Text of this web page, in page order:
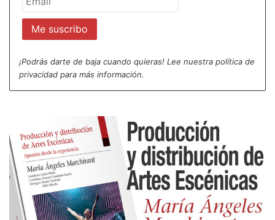
Creo que muy tarde nos dimos cuenta del valor que
tuvimos frente a nostrxs, que tuvimos como
docente, como compañero de escena.
Por eso creo que no lo supimos. No supimos lo que
acostumbrados a una figura real del “maestrx”,
porque aquí cualquiera lo es, cualquier se toma la
tarea, con mucho valor y poca vergüenza, de poder
enseñar.
Meneses creía que el método era la ruta más
honesta para el oficio del actor y la actriz. Así fue
¡Podrás darte de baja cuando quieras! Lee nuestra política de
privacidad para más información.